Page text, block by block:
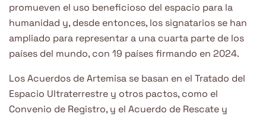
promueven el uso beneficioso del espacio para la
humanidad y, desde entonces, los signatarios se han
ampliado para representar a una cuarta parte de los
países del mundo, con 19 países firmando en 2024.
Los Acuerdos de Artemisa se basan en el Tratado del
Espacio Ultraterrestre y otros pactos, como el
Convenio de Registro, y el Acuerdo de Rescate y